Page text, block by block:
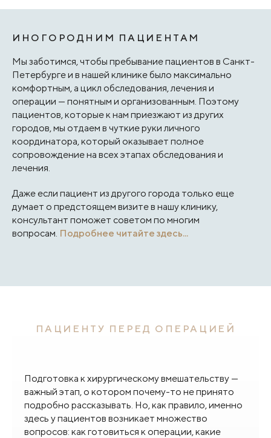
ИНОГОРОДНИМ ПАЦИЕНТАМ
Мы заботимся, чтобы пребывание пациентов в Санкт-
Петербурге и в нашей клинике было максимально
комфортным, а цикл обследования, лечения и
операции — понятным и организованным. Поэтому
пациентов, которые к нам приезжают из других
городов, мы отдаем в чуткие руки личного
координатора, который оказывает полное
сопровождение на всех этапах обследования и
лечения.
Даже если пациент из другого города только еще
думает о предстоящем визите в нашу клинику,
консультант поможет советом по многим
вопросам. Подробнее читайте здесь...
ПАЦИЕНТУ ПЕРЕД ОПЕРАЦИЕЙ
Подготовка к хирургическому вмешательству —
важный этап, о котором почему-то не принято
подробно рассказывать. Но, как правило, именно
здесь у пациентов возникает множество
вопросов: как готовиться к операции, какие